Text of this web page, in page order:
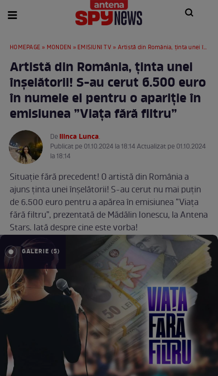
HOMEPAGE » MONDEN » EMISIUNI TV » Artistă din România, ținta unei înșelătorii! S-au cerut 6.500 euro în numele ei pentru o apariție în emisiunea ”Viața fără filtru”
Artistă din România, ținta unei
înșelătorii! S-au cerut 6.500 euro
în numele ei pentru o apariție în
emisiunea ”Viața fără filtru”
DeIlinca Lunca.
Publicat pe 01.10.2024 la 18:14 Actualizat pe 01.10.2024
la 18:14
Situație fără precedent! O artistă din România a
ajuns ținta unei înșelătorii! S-au cerut nu mai puțin
de 6.500 euro pentru a apărea în emisiunea ”Viața
fără filtru”, prezentată de Mădălin Ionescu, la Antena
Stars. Iată despre cine este vorba!
GALERIE (5)